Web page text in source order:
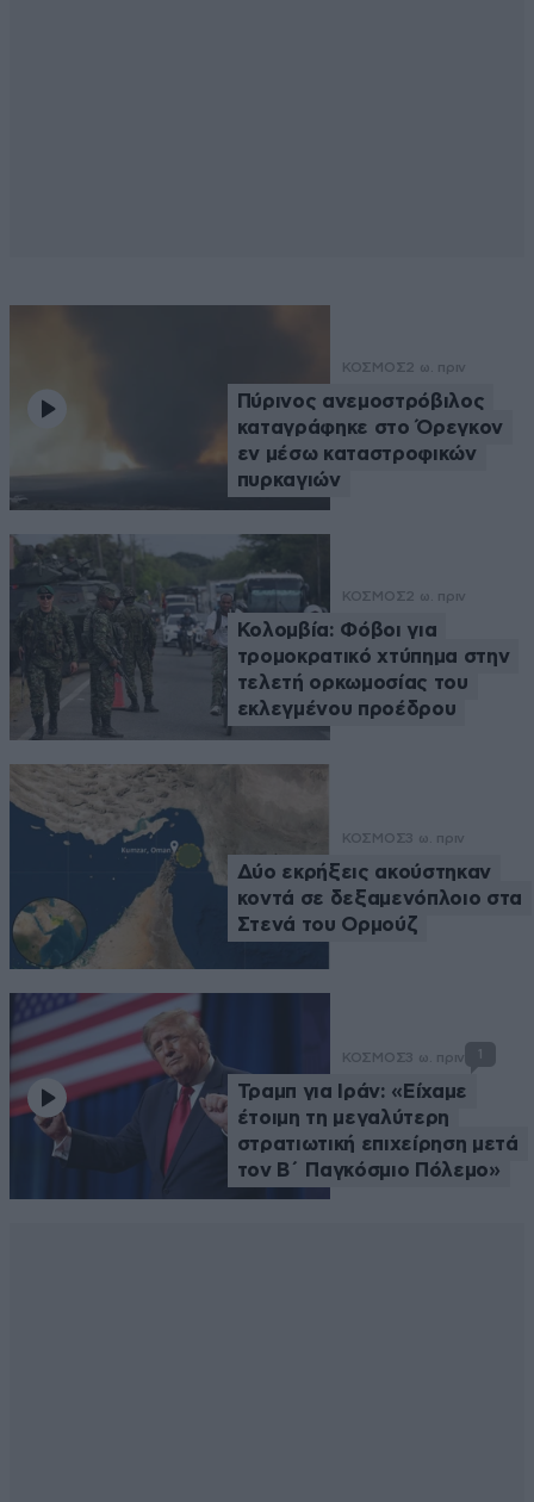
ΚΟΣΜΟΣ2 ω. πριν
Πύρινος ανεμοστρόβιλος
καταγράφηκε στο Όρεγκον
εν μέσω καταστροφικών
πυρκαγιών
ΚΟΣΜΟΣ2 ω. πριν
Κολομβία: Φόβοι για
τρομοκρατικό χτύπημα στην
τελετή ορκωμοσίας του
εκλεγμένου προέδρου
ΚΟΣΜΟΣ3 ω. πριν
Δύο εκρήξεις ακούστηκαν
κοντά σε δεξαμενόπλοιο στα
Στενά του Ορμούζ
ΚΟΣΜΟΣ3 ω. πριν 1
Τραμπ για Ιράν: «Είχαμε
έτοιμη τη μεγαλύτερη
στρατιωτική επιχείρηση μετά
τον Β΄ Παγκόσμιο Πόλεμο»